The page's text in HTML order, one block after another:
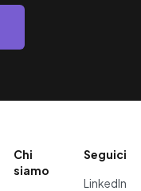
Chi
siamo
Seguici
LinkedIn